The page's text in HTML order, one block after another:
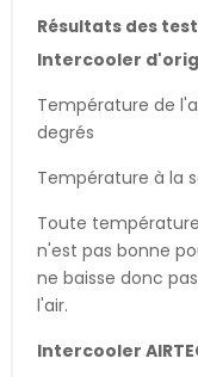
Résultats des
Intercooler
Température de
degrés
Température à la
Toute
n'est pas bonne
ne baisse donc
l'air.
Intercooler